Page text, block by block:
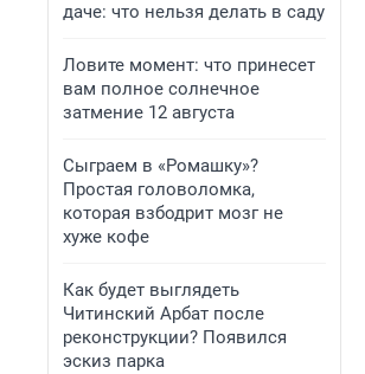
даче: что нельзя делать в саду
Ловите момент: что принесет
вам полное солнечное
затмение 12 августа
Сыграем в «Ромашку»?
Простая головоломка,
которая взбодрит мозг не
хуже кофе
Как будет выглядеть
Читинский Арбат после
реконструкции? Появился
эскиз парка